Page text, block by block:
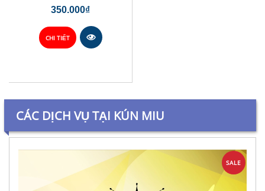
350.000₫
CHI TIẾT
CÁC DỊCH VỤ TẠI KÚN MIU
SALE